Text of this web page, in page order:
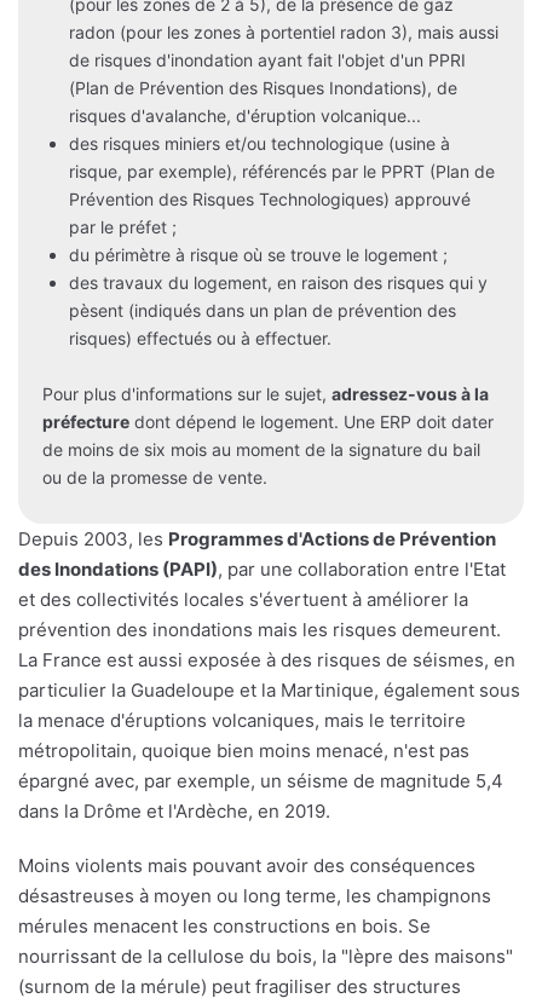
(pour les zones de 2 à 5), de la présence de gaz
radon (pour les zones à portentiel radon 3), mais aussi
de risques d'inondation ayant fait l'objet d'un PPRI
(Plan de Prévention des Risques Inondations), de
risques d'avalanche, d'éruption volcanique...
des risques miniers et/ou technologique (usine à
risque, par exemple), référencés par le PPRT (Plan de
Prévention des Risques Technologiques) approuvé
par le préfet ;
du périmètre à risque où se trouve le logement ;
des travaux du logement, en raison des risques qui y
pèsent (indiqués dans un plan de prévention des
risques) effectués ou à effectuer.
Pour plus d'informations sur le sujet, adressez-vous à la
préfecture dont dépend le logement. Une ERP doit dater
de moins de six mois au moment de la signature du bail
ou de la promesse de vente.
Depuis 2003, les Programmes d'Actions de Prévention
des Inondations (PAPI), par une collaboration entre l'Etat
et des collectivités locales s'évertuent à améliorer la
prévention des inondations mais les risques demeurent.
La France est aussi exposée à des risques de séismes, en
particulier la Guadeloupe et la Martinique, également sous
la menace d'éruptions volcaniques, mais le territoire
métropolitain, quoique bien moins menacé, n'est pas
épargné avec, par exemple, un séisme de magnitude 5,4
dans la Drôme et l'Ardèche, en 2019.
Moins violents mais pouvant avoir des conséquences
désastreuses à moyen ou long terme, les champignons
mérules menacent les constructions en bois. Se
nourrissant de la cellulose du bois, la "lèpre des maisons"
(surnom de la mérule) peut fragiliser des structures